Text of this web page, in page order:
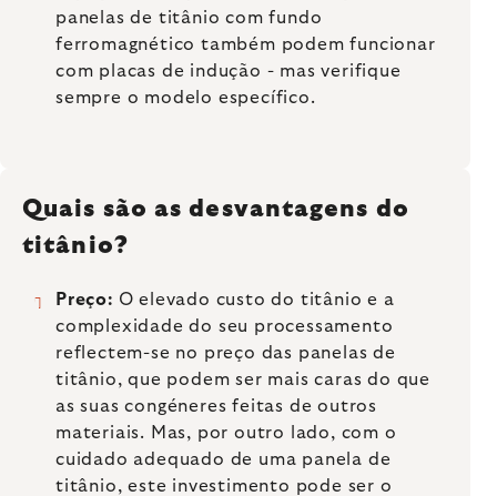
panelas de titânio com fundo
ferromagnético também podem funcionar
com placas de indução - mas verifique
sempre o modelo específico.
Quais são as desvantagens do
titânio?
Preço: O elevado custo do titânio e a
complexidade do seu processamento
reflectem-se no preço das panelas de
titânio, que podem ser mais caras do que
as suas congéneres feitas de outros
materiais. Mas, por outro lado, com o
cuidado adequado de uma panela de
titânio, este investimento pode ser o